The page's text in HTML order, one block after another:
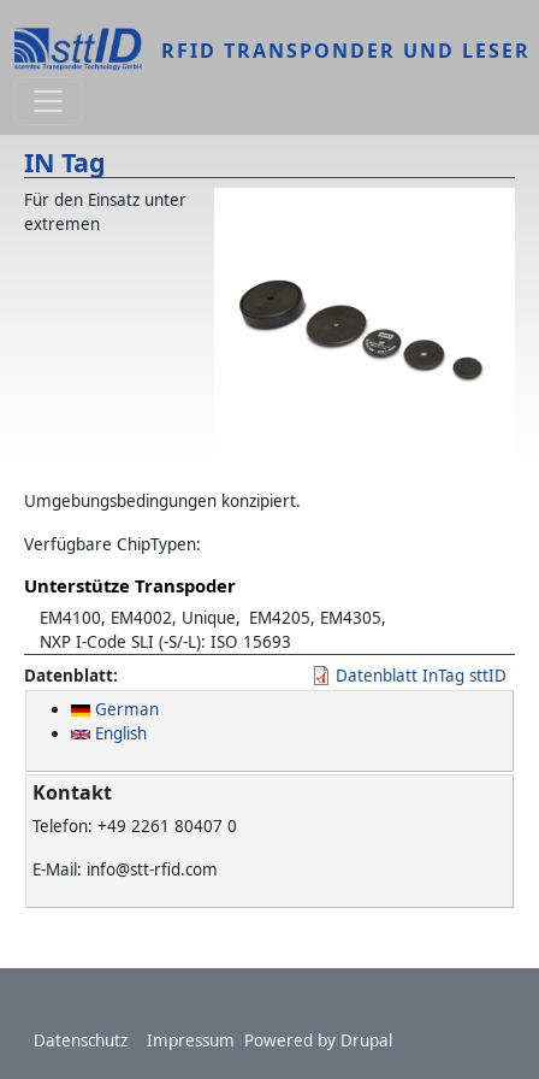
RFID TRANSPONDER UND LESER
German
English
Kontakt
Telefon: +49 2261 80407 0
E-Mail: info@stt-rfid.com
IN Tag
Für den Einsatz unter
extremen
Umgebungsbedingungen konzipiert.
Verfügbare ChipTypen:
Unterstütze Transpoder
EM4100, EM4002, Unique
EM4205, EM4305
NXP I-Code SLI (-S/-L): ISO 15693
Datenblatt
Datenblatt InTag sttID
Footer
Datenschutz Impressum Powered by Drupal